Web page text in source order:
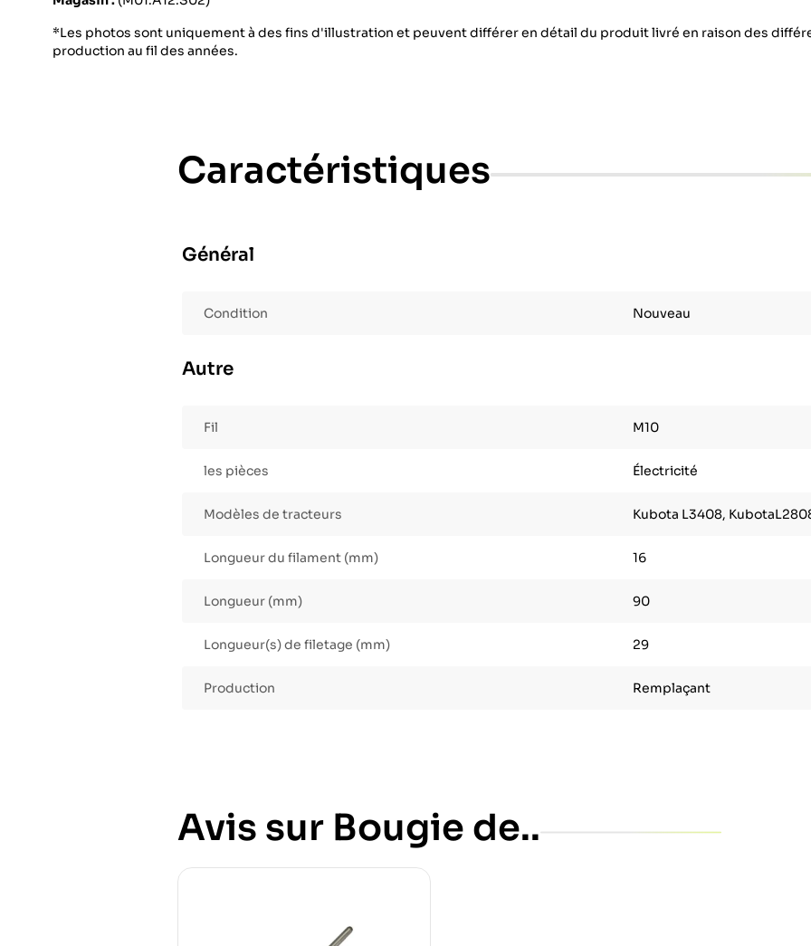
*Les photos sont uniquement à des fins d'illustration et peuvent différer en détail du produit livré en raison des
production au fil des années.
Caractéristiques
Général
Condition Nouveau
Autre
Fil M10
les pièces Électricité
Modèles de tracteurs Kubota L3408,
Longueur du filament (mm) 16
Longueur (mm) 90
Longueur(s) de filetage (mm) 29
Production Remplaçant
Avis sur Bougie de..